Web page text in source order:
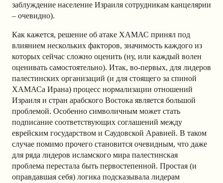
заблуждение население Израиля сотрудникам канцелярии
– очевидно).
Как кажется, решение об атаке ХАМАС принял под
влиянием нескольких факторов, значимость каждого из
которых сейчас сложно оценить (ну, или каждый волен
оценивать самостоятельно). Итак, во-первых, для лидеров
палестинских организаций (и для стоящего за спиной
ХАМАСа Ирана) процесс нормализации отношений
Израиля и стран арабского Востока является большой
проблемой. Особенно символичным может стать
подписание соответствующих соглашений между
еврейским государством и Саудовской Аравией. В таком
случае помимо прочего становится очевидным, что даже
для ряда лидеров исламского мира палестинская
проблема перестала быть первостепенной. Простая (и
оправдавшая себя) логика подсказывала лидерам